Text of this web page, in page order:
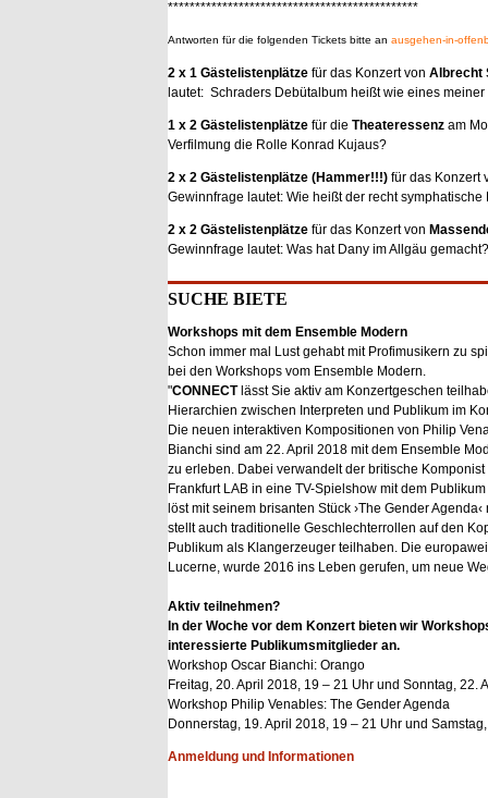
**********************************************
Antworten für die folgenden Tickets bitte an ausgehen-in-
2 x 1 Gästelistenplätze für das Konzert von Albrecht
lautet: Schraders Debütalbum heißt wie eines
1 x 2 Gästelistenplätzefür die Theateressenz am
Verfilmung die Rolle Konrad Kujaus?
2 x 2 Gästelistenplätze (Hammer!!!)für das Konzert
Gewinnfrage lautet: Wie heißt der recht
2 x 2 Gästelistenplätze für das Konzert von
Gewinnfrage lautet: Was hat Dany im Allgäu gemacht?
SUCHE BIETE
Workshops mit dem Ensemble Modern
Schon immer mal Lust gehabt mit Profimusikern zu
bei den Workshops vom Ensemble Modern.
"CONNECTlässt Sie aktiv am Konzertgeschen
Hierarchien zwischen Interpreten und Publikum im
Die neuen interaktiven Kompositionen von Philip
Bianchi sind am 22. April 2018 mit dem Ensemble
zu erleben. Dabei verwandelt der britische
Frankfurt LAB in eine TV-Spielshow mit dem
löst mit seinem brisanten Stück ›The Gender
stellt auch traditionelle Geschlechterrollen auf den
Publikum als Klangerzeuger teilhaben. Die
Lucerne, wurde 2016 ins Leben gerufen, um neue
Aktiv teilnehmen?
In der Woche vor dem Konzert bieten wir
interessierte Publikumsmitglieder an.
Workshop Oscar Bianchi: Orango
Freitag, 20. April 2018, 19 – 21 Uhr und Sonntag, 22.
Workshop Philip Venables: The Gender Agenda
Donnerstag, 19. April 2018, 19 – 21 Uhr und
Anmeldung und Informationen